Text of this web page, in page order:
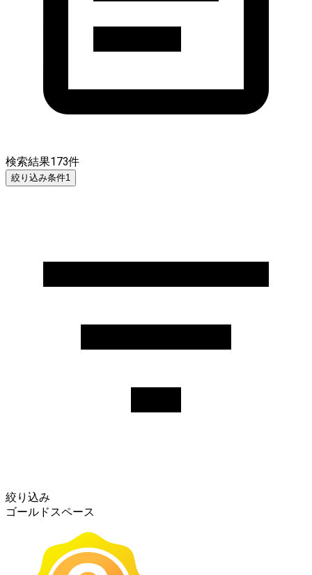
検索結果173件
絞り込み条件1
絞り込み
ゴールドスペース